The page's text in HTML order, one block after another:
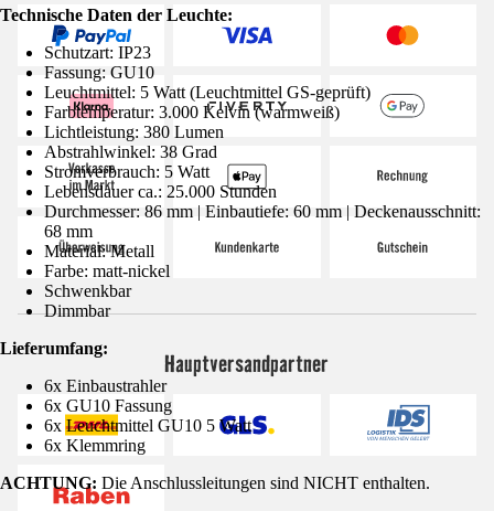
Technische Daten der Leuchte:
Schutzart: IP23
Fassung: GU10
Leuchtmittel: 5 Watt (Leuchtmittel GS-geprüft)
Farbtemperatur: 3.000 Kelvin (warmweiß)
Lichtleistung: 380 Lumen
Abstrahlwinkel: 38 Grad
Stromverbrauch: 5 Watt
Lebensdauer ca.: 25.000 Stunden
Durchmesser: 86 mm | Einbautiefe: 60 mm | Deckenausschnitt:
68 mm
Material: Metall
Farbe: matt-nickel
Schwenkbar
Dimmbar
Lieferumfang:
6x Einbaustrahler
6x GU10 Fassung
6x Leuchtmittel GU10 5 Watt
6x Klemmring
ACHTUNG: Die Anschlussleitungen sind NICHT enthalten.
Hauptversandpartner